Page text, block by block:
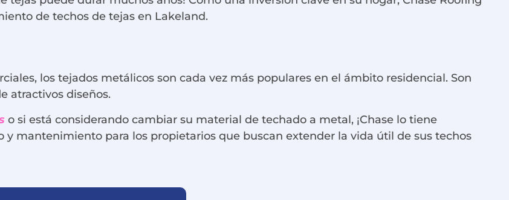
de techos de tejas en Lakeland.
los tejados metálicos son cada vez más populares en el ámbito residencial. Son
atractivos diseños.
o si está considerando cambiar su material de techado a metal, ¡Chase lo tiene
y mantenimiento para los propietarios que buscan extender la vida útil de sus techos